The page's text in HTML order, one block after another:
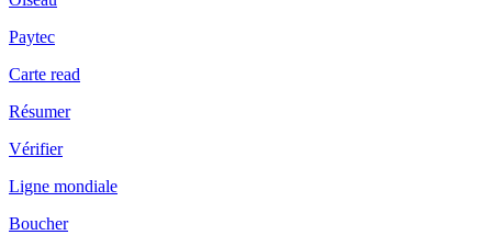
Paytec
Carte read
Résumer
Vérifier
Ligne mondiale
Boucher